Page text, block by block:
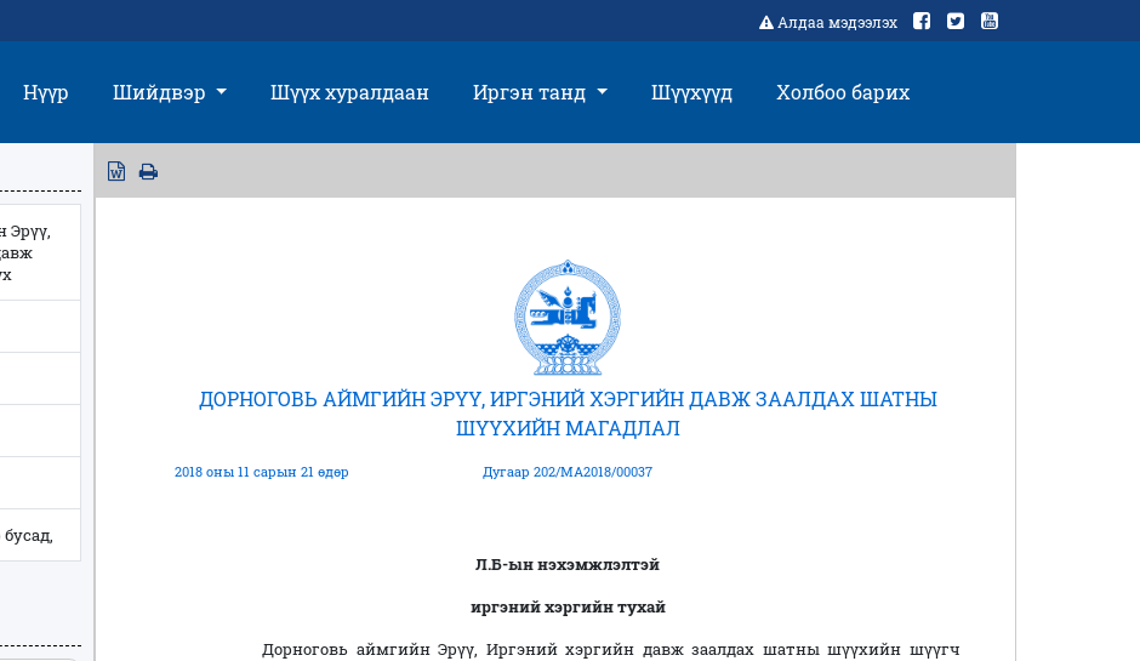
Алдаа мэдээлэх
Нүүр Шийдвэр Шүүх хуралдаан Иргэн танд Шүүхүүд Холбоо барих
Эрүү,
ДОРНОГОВЬ АЙМГИЙН ЭРҮҮ, ИРГЭНИЙ ХЭРГИЙН ДАВЖ ЗААЛДАХ ШАТНЫ
ШҮҮХИЙН МАГАДЛАЛ
2018 оны 11 сарын 21 өдөр Дугаар 202/МА2018/00037
Л.Б-ыннэхэмжлэлтэй
иргэний хэргийн тухай
Дорноговь аймгийн Эрүү, Иргэний хэргийн давж заалдах шатны шүүхийн шүүгч